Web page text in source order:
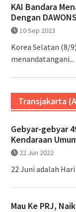
KAI Bandara
Dengan
10 Sep 2023
Korea Selatan (8/
menandatangani...
Transjakarta
Gebyar-gebyar
Kendaraan
22 Jun 2022
22 Juni adalah
Mau Ke PRJ,